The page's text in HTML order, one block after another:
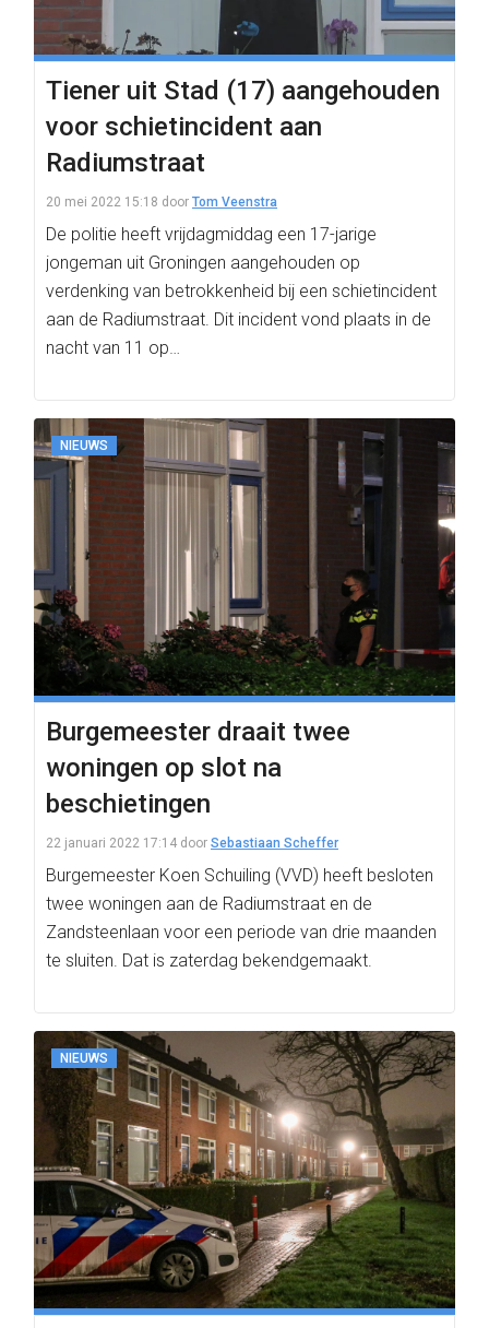
Tiener uit Stad (17) aangehouden
voor schietincident aan
Radiumstraat
20 mei 2022 15:18 door Tom Veenstra
De politie heeft vrijdagmiddag een 17-jarige
jongeman uit Groningen aangehouden op
verdenking van betrokkenheid bij een schietincident
aan de Radiumstraat. Dit incident vond plaats in de
nacht van 11 op…
NIEUWS
Burgemeester draait twee
woningen op slot na
beschietingen
22 januari 2022 17:14 door Sebastiaan Scheffer
Burgemeester Koen Schuiling (VVD) heeft besloten
twee woningen aan de Radiumstraat en de
Zandsteenlaan voor een periode van drie maanden
te sluiten. Dat is zaterdag bekendgemaakt.
NIEUWS